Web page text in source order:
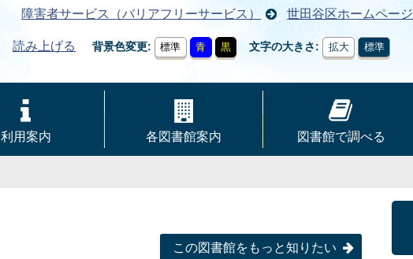
障害者サービス（バリアフリーサービス） 世田谷区ホームページ
読み上げる 背景色変更 標準 青 黒 文字の大きさ 拡大 標準
利用案内 各図書館案内 図書館で調べる
この図書館をもっと知りたい